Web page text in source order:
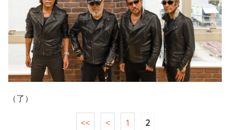
（了）
<< < 1 2